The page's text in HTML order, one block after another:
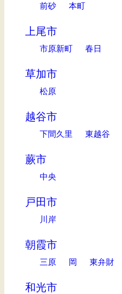
前砂 本町
上尾市
市原新町 春日
草加市
松原
越谷市
下間久里 東越谷
蕨市
中央
戸田市
川岸
朝霞市
三原 岡 東弁財
和光市